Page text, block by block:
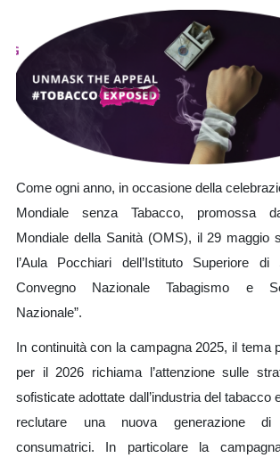
Come ogni anno, in occasione della
Mondiale senza Tabacco, promossa
Mondiale della Sanità (OMS), il 29 maggio
l’Aula Pocchiari dell’Istituto Superiore di
Convegno Nazionale Tabagismo e
Nazionale”.
In continuità con la campagna 2025, il tema
per il 2026 richiama l’attenzione sulle
sofisticate adottate dall’industria del tabacco
reclutare una nuova generazione di
consumatrici. In particolare la